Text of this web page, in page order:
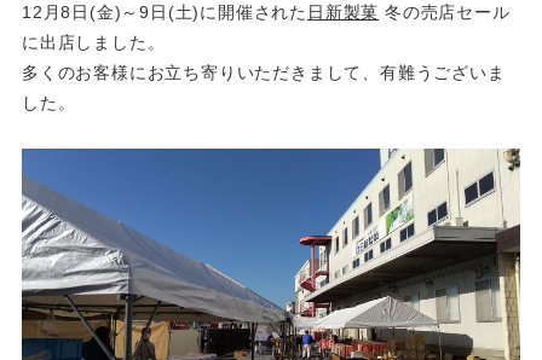
12月8日(金)～9日(土)に開催された 日新製菓 冬の売店セール
に出店しました。
多くのお客様にお立ち寄りいただきまして、有難うございま
した。